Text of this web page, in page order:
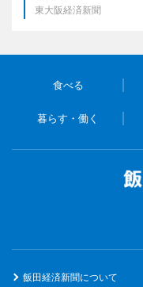
東大阪経済新聞
食べる
暮らす・働く
飯田経済新聞について